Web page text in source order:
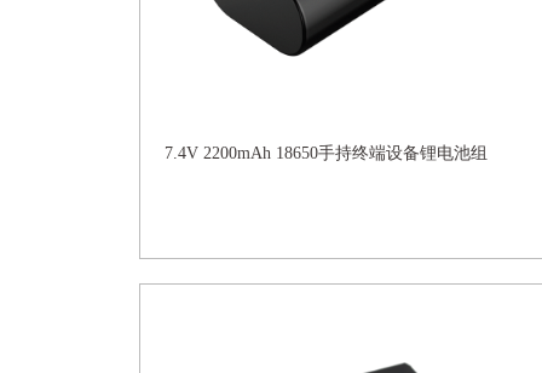
7.4V 2200mAh 18650手持终端设备锂电池组